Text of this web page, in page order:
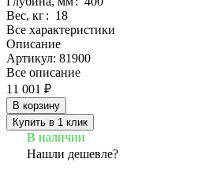
Вес, кг: 18
Все характеристики
Описание
Артикул: 81900
Все описание
11 001 ₽
В корзину
Купить в 1 клик
В наличии
Нашли дешевле?